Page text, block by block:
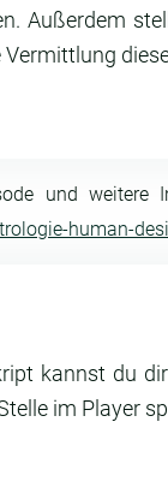
Außerdem
und weitere
human-
kannst du
im Player